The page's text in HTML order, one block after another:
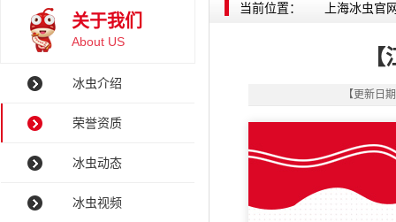
关于我们
About US
冰虫介绍
荣誉资质
冰虫动态
冰虫视频
当前位置： 上海冰虫官
【更新